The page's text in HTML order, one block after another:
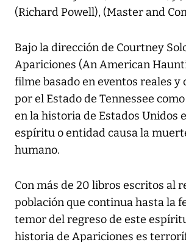
(Richard Powell), (Master and
Bajo la dirección de Courtney
Apariciones (An American
filme basado en eventos reales y
por el Estado de Tennessee
en la historia de Estados Unidos
espíritu o entidad causa la
humano.
Con más de 20 libros escritos al
población que continua hasta la
temor del regreso de este
historia de Apariciones es